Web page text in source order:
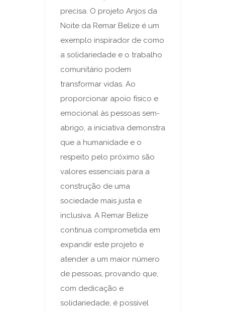
precisa. O projeto Anjos da
Noite da Remar Belize é um
exemplo inspirador de como
a solidariedade e o trabalho
comunitário podem
transformar vidas. Ao
proporcionar apoio físico e
emocional às pessoas sem-
abrigo, a iniciativa demonstra
que a humanidade e o
respeito pelo próximo são
valores essenciais para a
construção de uma
sociedade mais justa e
inclusiva. A Remar Belize
continua comprometida em
expandir este projeto e
atender a um maior número
de pessoas, provando que,
com dedicação e
solidariedade, é possível